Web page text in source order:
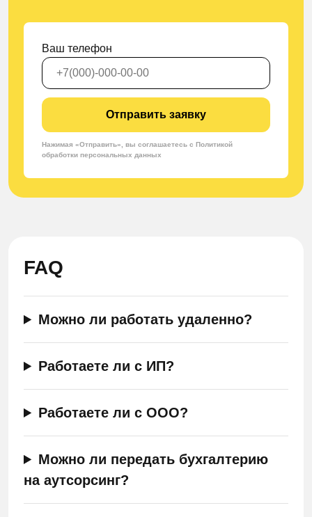
Ваш телефон
Отправить заявку
Нажимая «Отправить», вы соглашаетесь с Политикой
обработки персональных данных
FAQ
Можно ли работать удаленно?
Работаете ли с ИП?
Работаете ли с ООО?
Можно ли передать бухгалтерию
на аутсорсинг?